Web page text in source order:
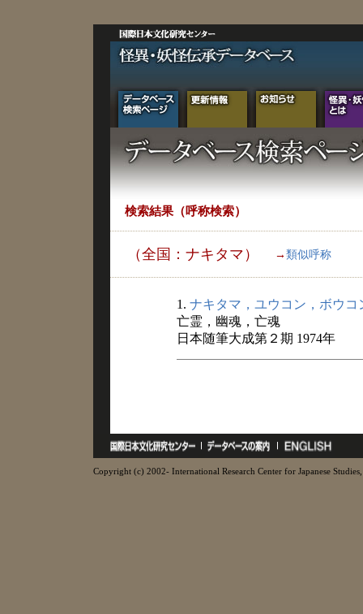
検索結果（呼称検索）
（全国：ナキタマ） → 類似呼称
1. ナキタマ，ユウコン，ボウコ
亡霊，幽魂，亡魂
日本随筆大成第２期 1974年
Copyright (c) 2002- International Research Center for Japanese